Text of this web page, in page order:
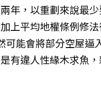
年，以重劃來說最
上平均地權條例修
能會將部分空屋逼
有違人性緣木求魚